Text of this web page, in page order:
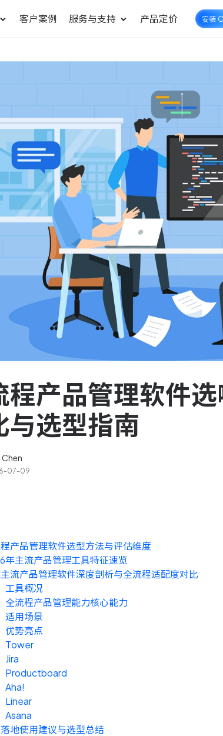
统一管理业务信息和企业知
进度
测试管理
快速交付高质量产品
DevOps
可持续地交付端到端的价值
团队资
服务台和工单管理
轻松响应与解决客户反馈
助力车企高效研发
客户案例 服务与支持 产品定价 安装
程产品管理软件
与选型指南
Chen
07-09
产品管理软件选型方法与评估维度
年主流产品管理工具特征速览
流产品管理软件深度剖析与全流程适配度对比
工具概况
全流程产品管理能力核心能力
适用场景
优势亮点
Tower
Jira
Productboard
Aha!
Linear
Asana
地使用建议与选型总结